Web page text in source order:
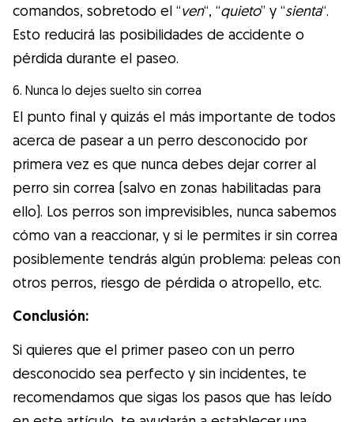
comandos, sobretodo el “ven“, “quieto” y “sienta“.
Esto reducirá las posibilidades de accidente o
pérdida durante el paseo.
6. Nunca lo dejes suelto sin correa
El punto final y quizás el más importante de todos
acerca de pasear a un perro desconocido por
primera vez es que nunca debes dejar correr al
perro sin correa (salvo en zonas habilitadas para
ello). Los perros son imprevisibles, nunca sabemos
cómo van a reaccionar, y si le permites ir sin correa
posiblemente tendrás algún problema: peleas con
otros perros, riesgo de pérdida o atropello, etc.
Conclusión:
Si quieres que el primer paseo con un perro
desconocido sea perfecto y sin incidentes, te
recomendamos que sigas los pasos que has leído